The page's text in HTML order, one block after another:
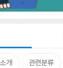
개 관련분류